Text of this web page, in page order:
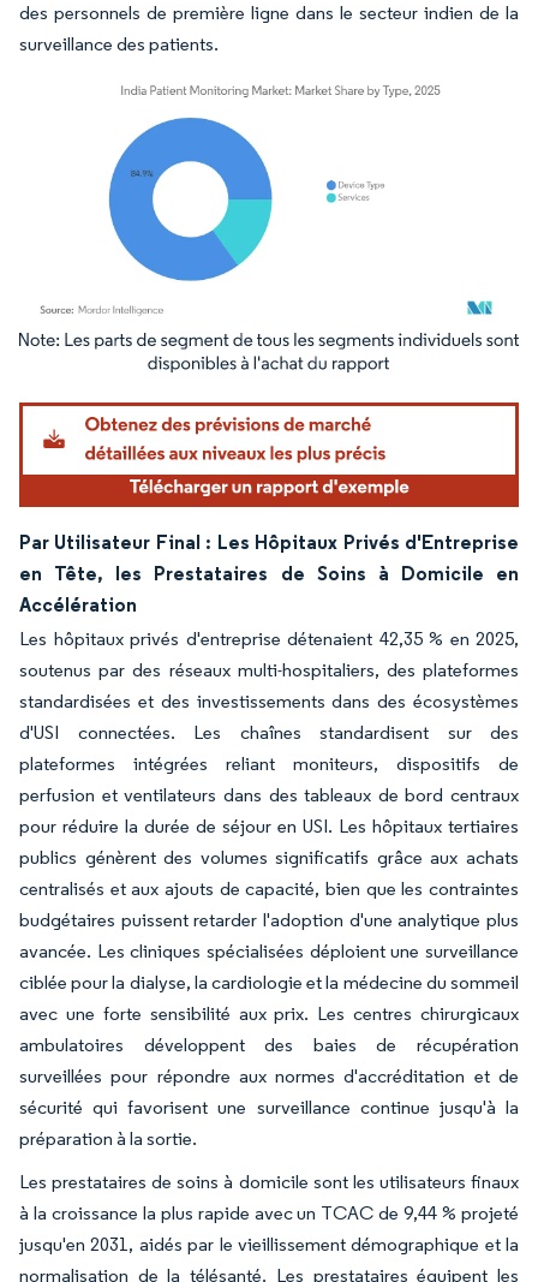
des personnels de première ligne dans le secteur indien de la
surveillance des patients.
Image © Mordor Intelligence. La réutilisation nécessite une attribution sous CC BY
Par Utilisateur Final : Les Hôpitaux Privés d'Entreprise
en Tête, les Prestataires de Soins à Domicile en
Accélération
Les hôpitaux privés d'entreprise détenaient 42,35 % en 2025,
soutenus par des réseaux multi-hospitaliers, des plateformes
standardisées et des investissements dans des écosystèmes
d'USI connectées. Les chaînes standardisent sur des
plateformes intégrées reliant moniteurs, dispositifs de
perfusion et ventilateurs dans des tableaux de bord centraux
pour réduire la durée de séjour en USI. Les hôpitaux tertiaires
publics génèrent des volumes significatifs grâce aux achats
centralisés et aux ajouts de capacité, bien que les contraintes
budgétaires puissent retarder l'adoption d'une analytique plus
avancée. Les cliniques spécialisées déploient une surveillance
ciblée pour la dialyse, la cardiologie et la médecine du sommeil
avec une forte sensibilité aux prix. Les centres chirurgicaux
ambulatoires développent des baies de récupération
surveillées pour répondre aux normes d'accréditation et de
sécurité qui favorisent une surveillance continue jusqu'à la
préparation à la sortie.
Les prestataires de soins à domicile sont les utilisateurs finaux
à la croissance la plus rapide avec un TCAC de 9,44 % projeté
jusqu'en 2031, aidés par le vieillissement démographique et la
normalisation de la télésanté. Les prestataires équipent les